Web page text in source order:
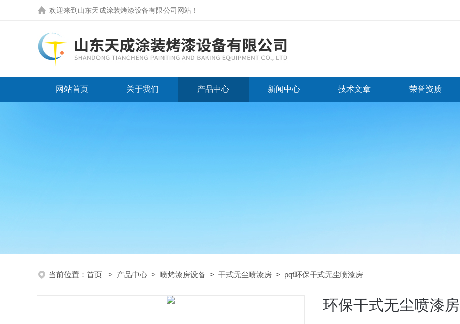
欢迎来到 山东天成涂装烤漆设备有限公司网站 ！
网站首页 关于我们 产品中心 新闻中心 技术文章 荣誉资质
当前位置： 首页 > 产品中心 > 喷烤漆房设备 > 干式无尘喷漆房 > pqf环保干式无尘喷漆房
环保干式无尘喷漆房